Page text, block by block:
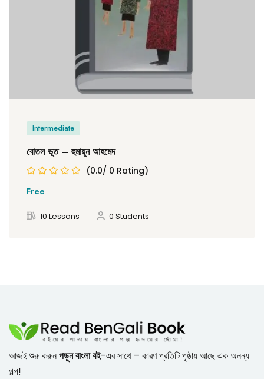
Intermediate
বোতল ভূত – হুমায়ূন আহমেদ
(0.0/ 0 Rating)
Free
10 Lessons 0 Students
আজই শুরু করুনপড়ুন বাংলা বই-এর সাথে – কারণ প্রতিটি পৃষ্ঠায় আছে এক অনন্য
গল্প!